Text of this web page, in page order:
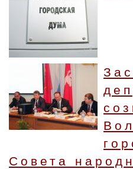
Совета